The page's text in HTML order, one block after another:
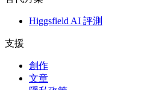
Higgsfield AI 評測
支援
創作
文章